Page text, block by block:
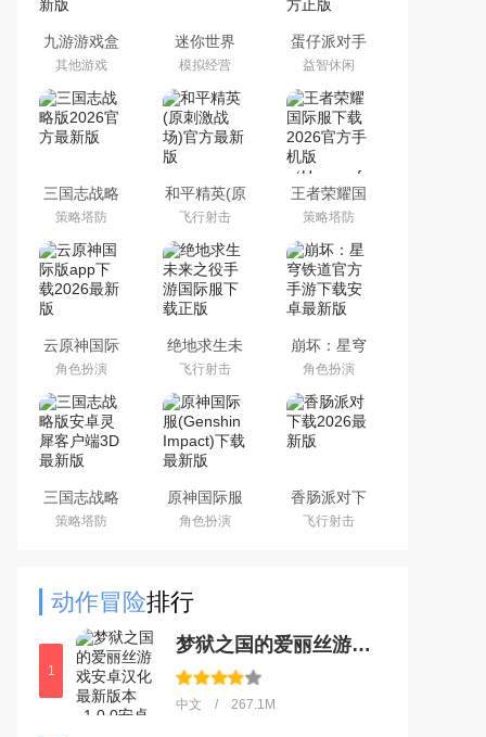
九游游戏盒
子app2026
最新版
其他游戏
迷你世界
2026最新官
方版
模拟经营
蛋仔派对手
游(元气零食
季)下载官方
正版
益智休闲
三国志战略
版2026官方
最新版
策略塔防
和平精英(原
刺激战场)官
方最新版
飞行射击
王者荣耀国
际服下载
2026官方手
机版
（Honor of
Kings）
策略塔防
云原神国际
版app下载
2026最新版
角色扮演
绝地求生未
来之役手游
国际服下载
正版
飞行射击
崩坏：星穹
铁道官方手
游下载安卓
最新版
角色扮演
三国志战略
版安卓灵犀
客户端3D最
策略塔防
原神国际服
(Genshin
Impact)下载
角色扮演
香肠派对下
载2026最新
版
飞行射击
动作冒险排行
1
梦狱之国的爱丽丝游戏安卓汉化最新版本v1.0.0安卓版
中文 / 267.1M